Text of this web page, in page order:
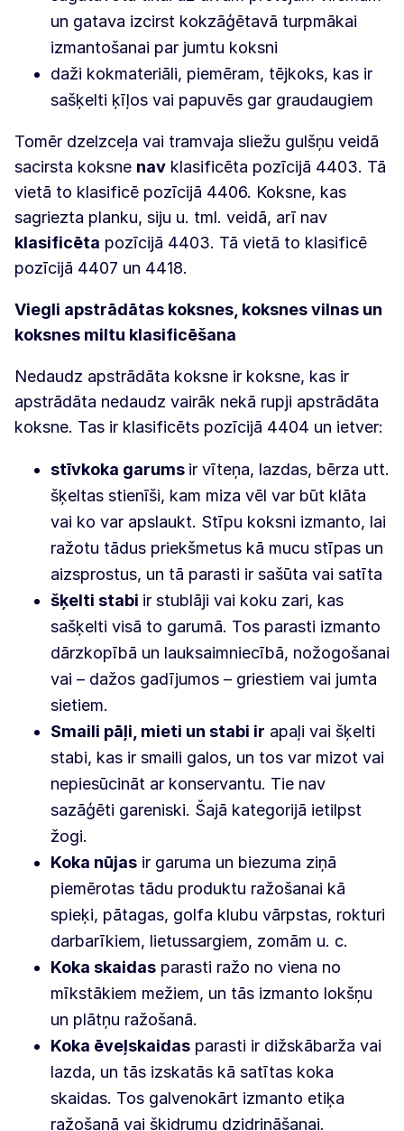
un gatava izcirst kokzāģētavā turpmākai
izmantošanai par jumtu koksni
daži kokmateriāli, piemēram, tējkoks, kas ir
sašķelti ķīļos vai papuvēs gar graudaugiem
Tomēr dzelzceļa vai tramvaja sliežu gulšņu veidā
sacirsta koksne nav klasificēta pozīcijā 4403. Tā
vietā to klasificē pozīcijā 4406. Koksne, kas
sagriezta planku, siju u. tml. veidā, arī nav
klasificēta pozīcijā 4403. Tā vietā to klasificē
pozīcijā 4407 un 4418.
Viegli apstrādātas koksnes, koksnes vilnas un
koksnes miltu klasificēšana
Nedaudz apstrādāta koksne ir koksne, kas ir
apstrādāta nedaudz vairāk nekā rupji apstrādāta
koksne. Tas ir klasificēts pozīcijā 4404 un ietver:
stīvkoka garums ir vīteņa, lazdas, bērza utt.
šķeltas stienīši, kam miza vēl var būt klāta
vai ko var apslaukt. Stīpu koksni izmanto, lai
ražotu tādus priekšmetus kā mucu stīpas un
aizsprostus, un tā parasti ir sašūta vai satīta
šķelti stabi ir stublāji vai koku zari, kas
sašķelti visā to garumā. Tos parasti izmanto
dārzkopībā un lauksaimniecībā, nožogošanai
vai – dažos gadījumos – griestiem vai jumta
sietiem.
Smaili pāļi, mieti un stabi ir apaļi vai šķelti
stabi, kas ir smaili galos, un tos var mizot vai
nepiesūcināt ar konservantu. Tie nav
sazāģēti gareniski. Šajā kategorijā ietilpst
žogi.
Koka nūjas ir garuma un biezuma ziņā
piemērotas tādu produktu ražošanai kā
spieķi, pātagas, golfa klubu vārpstas, rokturi
darbarīkiem, lietussargiem, zomām u. c.
Koka skaidas parasti ražo no viena no
mīkstākiem mežiem, un tās izmanto lokšņu
un plātņu ražošanā.
Koka ēveļskaidas parasti ir dižskābarža vai
lazda, un tās izskatās kā satītas koka
skaidas. Tos galvenokārt izmanto etiķa
ražošanā vai šķidrumu dzidrināšanai.